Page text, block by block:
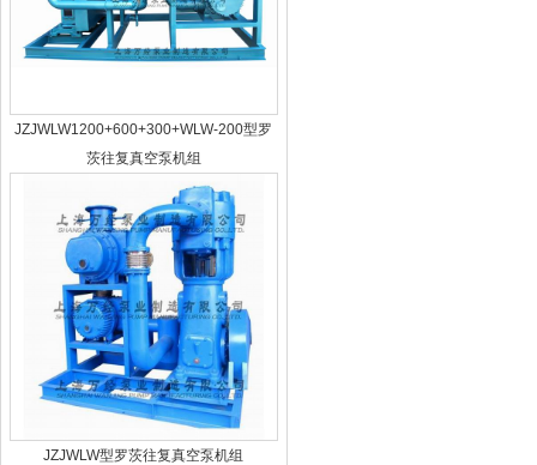
JZJWLW1200+600+300+WLW-200型罗
茨往复真空泵机组
JZJWLW型罗茨往复真空泵机组